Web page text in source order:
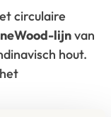
circulaire
lijnvan
hout.